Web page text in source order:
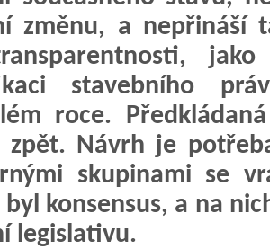
změnu, a nepřináší
stavebního
roce.
zpět. Návrh je
skupinami se
byl konsensus, a na
legislativu.